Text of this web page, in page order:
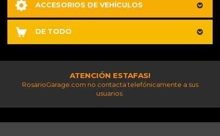
ACCESORIOS DE VEHÍCULOS
DE TODO
ATENCIÓN ESTAFAS!
RosarioGarage.com no contacta telefónicamente a sus
usuarios.